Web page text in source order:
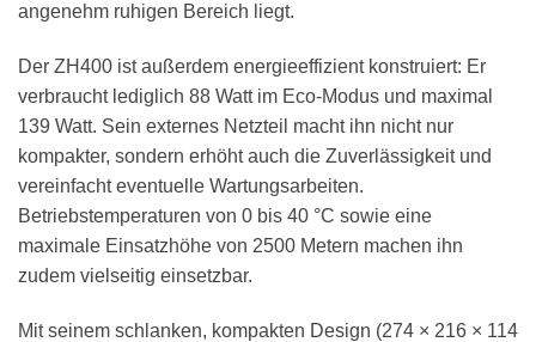
angenehm ruhigen Bereich liegt.
Der ZH400 ist außerdem energieeffizient konstruiert: Er
verbraucht lediglich 88 Watt im Eco-Modus und maximal
139 Watt. Sein externes Netzteil macht ihn nicht nur
kompakter, sondern erhöht auch die Zuverlässigkeit und
vereinfacht eventuelle Wartungsarbeiten.
Betriebstemperaturen von 0 bis 40 °C sowie eine
maximale Einsatzhöhe von 2500 Metern machen ihn
zudem vielseitig einsetzbar.
Mit seinem schlanken, kompakten Design (274 × 216 × 114